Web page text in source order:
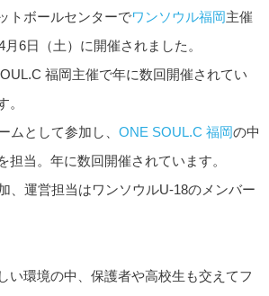
トボールセンターでワンソウル福岡主催
6日（土）に開催されました。
福岡主催で年に数回開催されてい
。
ムとして参加し、 ONE SOUL.C 福岡の中
担当。年に数回開催されています。
、運営担当はワンソウルU-18のメンバー
い環境の中、保護者や高校生も交えてフ